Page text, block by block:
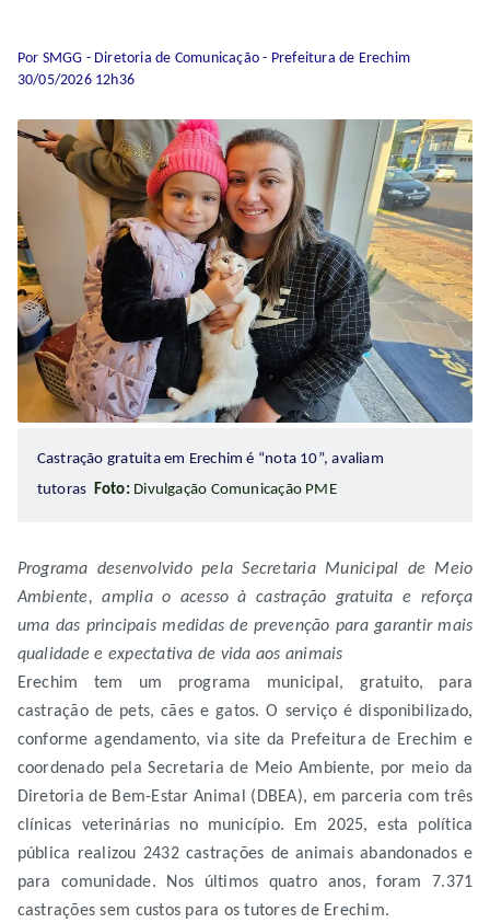
Por SMGG - Diretoria de Comunicação - Prefeitura de Erechim
30/05/2026 12h36
Castração gratuita em Erechim é “nota 10”, avaliam
tutoras Foto: Divulgação Comunicação PME
Programa desenvolvido pela Secretaria Municipal de Meio
Ambiente, amplia o acesso à castração gratuita e reforça
uma das principais medidas de prevenção para garantir mais
qualidade e expectativa de vida aos animais
Erechim tem um programa municipal, gratuito, para
castração de pets, cães e gatos. O serviço é disponibilizado,
conforme agendamento, via site da Prefeitura de Erechim e
coordenado pela Secretaria de Meio Ambiente, por meio da
Diretoria de Bem-Estar Animal (DBEA), em parceria com três
clínicas veterinárias no município. Em 2025, esta política
pública realizou 2432 castrações de animais abandonados e
para comunidade. Nos últimos quatro anos, foram 7.371
castrações sem custos para os tutores de Erechim.